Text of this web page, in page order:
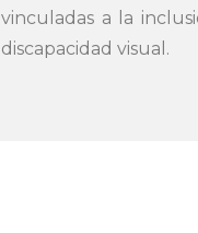
vinculadas a la
discapacidad visual.